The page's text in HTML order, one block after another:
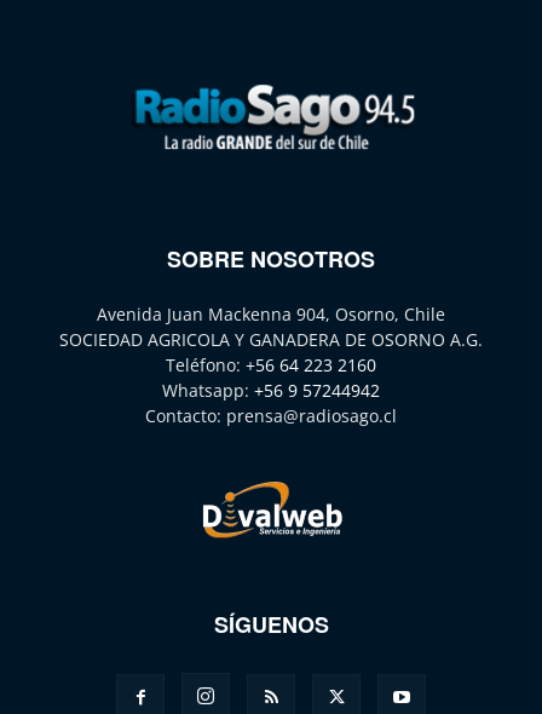
SOBRE NOSOTROS
Avenida Juan Mackenna 904, Osorno, Chile
SOCIEDAD AGRICOLA Y GANADERA DE OSORNO A.G.
Teléfono: +56 64 223 2160
Whatsapp: +56 9 57244942
Contacto: prensa@radiosago.cl
SÍGUENOS